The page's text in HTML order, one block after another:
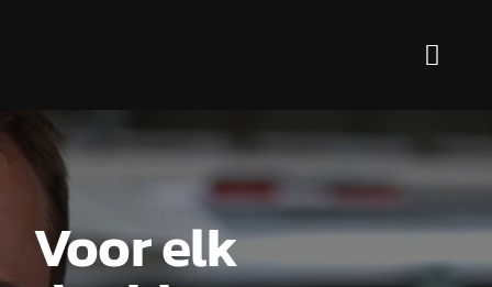
Markten
Voor elk